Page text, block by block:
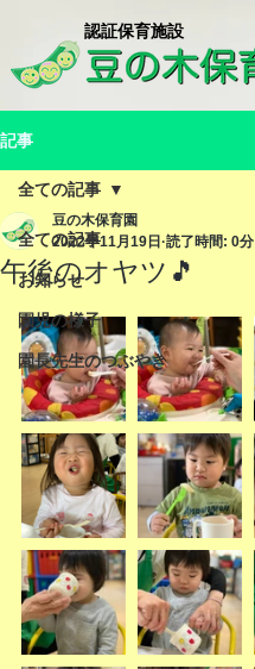
​認証保育施設
記事
全ての記事
お知らせ
園児の様子
園長先生のつぶやき
全ての記事
午後のオヤツ🎵
豆の木保育園
2022年11月19日 読了時間: 0分